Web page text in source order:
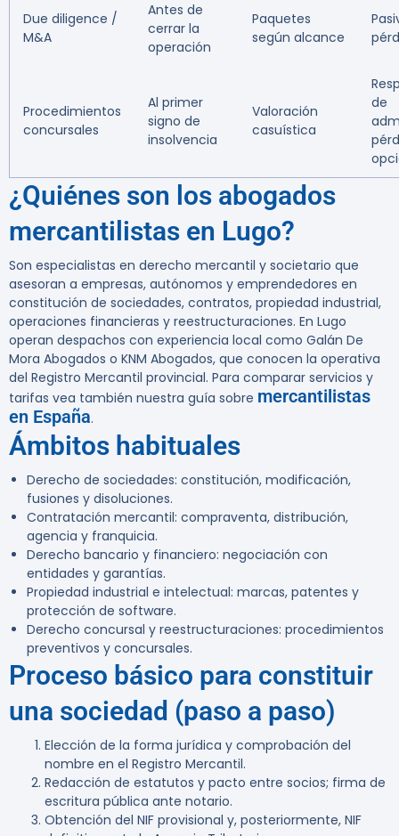
Due diligence /
M&A
Antes de
cerrar la
operación
Paquetes
según alcance
Procedimientos
concursales
Al primer
signo de
insolvencia
Valoración
casuística
de
¿Quiénes son los abogados
mercantilistas en Lugo?
Son especialistas en derecho mercantil y societario que
asesoran a empresas, autónomos y emprendedores en
constitución de sociedades, contratos, propiedad industrial,
operaciones financieras y reestructuraciones. En Lugo
operan despachos con experiencia local como Galán De
Mora Abogados o KNM Abogados, que conocen la operativa
del Registro Mercantil provincial. Para comparar servicios y
tarifas vea también nuestra guía sobre mercantilistas
en España.
Ámbitos habituales
Derecho de sociedades: constitución, modificación,
fusiones y disoluciones.
Contratación mercantil: compraventa, distribución,
agencia y franquicia.
Derecho bancario y financiero: negociación con
entidades y garantías.
Propiedad industrial e intelectual: marcas, patentes y
protección de software.
Derecho concursal y reestructuraciones: procedimientos
preventivos y concursales.
Proceso básico para constituir
una sociedad (paso a paso)
Elección de la forma jurídica y comprobación del
nombre en el Registro Mercantil.
Redacción de estatutos y pacto entre socios; firma de
escritura pública ante notario.
Obtención del NIF provisional y, posteriormente, NIF